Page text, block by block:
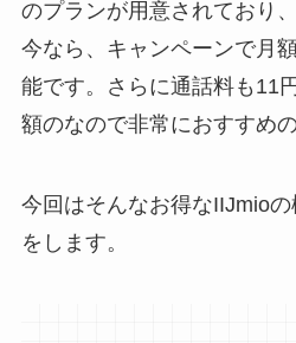
のプランが用意されており
今なら、キャンペーンで月
能です。さらに通話料も11
額のなので非常におすすめ
今回はそんなお得なIIJmio
をします。